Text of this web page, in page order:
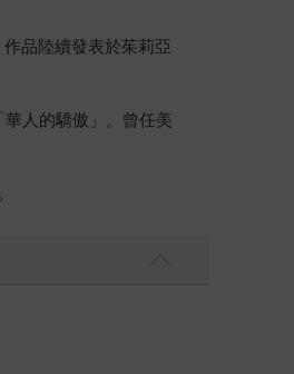
品陸續發表於茱莉亞
人的驕傲」。曾任美